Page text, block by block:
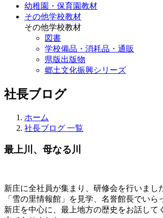
幼稚園・保育園教材
その他学校教材
その他学校教材
図書
学校備品・消耗品・通販
県版出版物
郷土文化振興シリーズ
社長ブログ
ホーム
社長ブログ 一覧
最上川、母なる川
新庄に全社員が集まり、研修会を行いま
「雪の里情報館」を見学、名誉館長でい
新庄を中心に、最上地方の歴史をお話し